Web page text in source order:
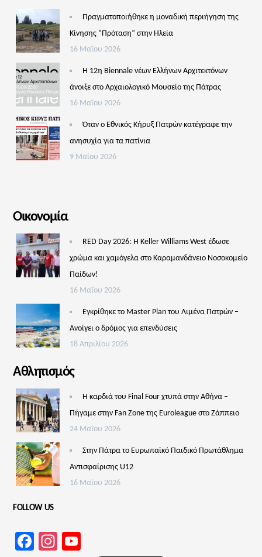
Πραγματοποιήθηκε η μοναδική περιήγηση της
Κίνησης “Πρόταση” στην Ηλεία
16 Μαΐου 2026
Η 12η Biennale νέων Ελλήνων Αρχιτεκτόνων
άνοιξε στο Αρχαιολογικό Μουσείο της Πάτρας
16 Μαΐου 2026
Όταν ο Εθνικός Κήρυξ Πατρών κατέγραφε την
ανησυχία για τα πατίνια
9 Μαΐου 2026
Οικονομία
RED Day 2026: Η Keller Williams West έδωσε
χρώμα και χαμόγελα στο Καραμανδάνειο Νοσοκομείο
Παίδων!
16 Μαΐου 2026
Εγκρίθηκε το Master Plan του Λιμένα Πατρών –
Aνοίγει ο δρόμος για επενδύσεις
18 Απριλίου 2026
Αθλητισμός
Η καρδιά του Final Four χτυπά στην Αθήνα –
Πήγαμε στην Fan Zone της Euroleague στο Ζάππειο
24 Μαΐου 2026
Στην Πάτρα το Ευρωπαϊκό Παιδικό Πρωτάθλημα
Αντισφαίρισης U12
16 Μαΐου 2026
FOLLOW US
Facebook
Instagram